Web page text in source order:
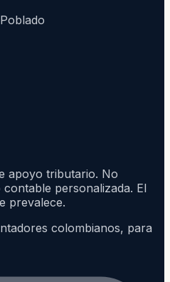
apoyo tributario. No
personalizada. El
prevalece.
colombianos, para